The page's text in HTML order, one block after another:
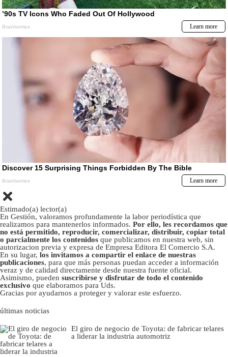
Estimado(a) lector(a)
En Gestión, valoramos profundamente la labor periodística que
realizamos para mantenerlos informados. Por ello, les recordamos que
no está permitido, reproducir, comercializar, distribuir, copiar total
o parcialmente los contenidos que publicamos en nuestra web, sin
autorizacion previa y expresa de Empresa Editora El Comercio S.A.
En su lugar, los invitamos a compartir el enlace de nuestras
publicaciones, para que más personas puedan acceder a información
veraz y de calidad directamente desde nuestra fuente oficial.
Asimismo, pueden suscribirse y disfrutar de todo el contenido
exclusivo que elaboramos para Uds.
Gracias por ayudarnos a proteger y valorar este esfuerzo.
últimas noticias
El giro de negocio de Toyota: de fabricar telares
a liderar la industria automotriz